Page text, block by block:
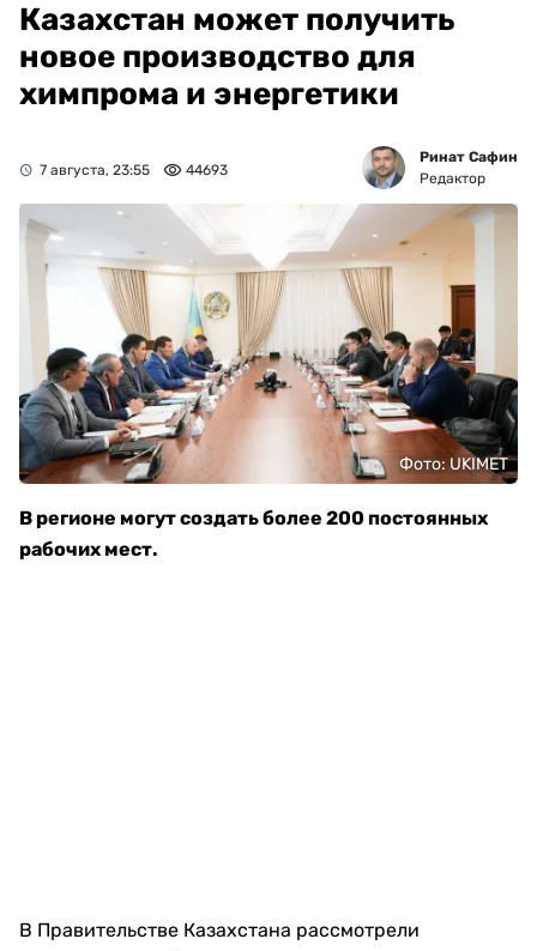
Казахстан может получить
новое производство для
химпрома и энергетики
7 августа, 23:55 44693
Ринат Сафин
Редактор
Фото: UKIMET
В регионе могут создать более 200 постоянных
рабочих мест.
В Правительстве Казахстана рассмотрели